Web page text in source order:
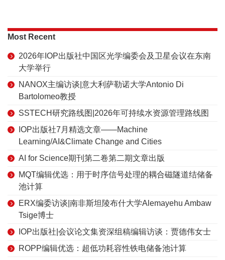
Most Recent
2026年IOP出版社中国区光学编委会及卫星会议在东南
大学举行
NANOX主编访谈|意大利萨勒诺大学Antonio Di
Bartolomeo教授
SSTECH研究路线图|2026年可持续水资源管理路线图
IOP出版社7月精选文章——Machine
Learning/AI&Climate Change and Cities
AI for Science期刊第二卷第二期文章出版
MQT编辑优选：用于时序信号处理的耦合磁隧道结储备
池计算
ERX编委访谈|南非斯坦陵布什大学Alemayehu Ambaw
Tsige博士
IOP出版社|会议论文集资深组稿编辑访谈：贾德伟女士
ROPP编辑优选：超低功耗容性铁电储备池计算